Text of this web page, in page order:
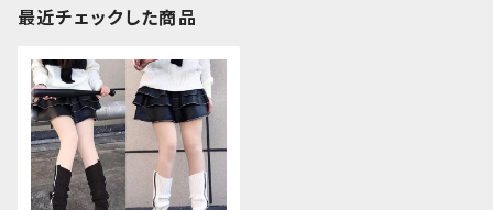
最近チェックした商品